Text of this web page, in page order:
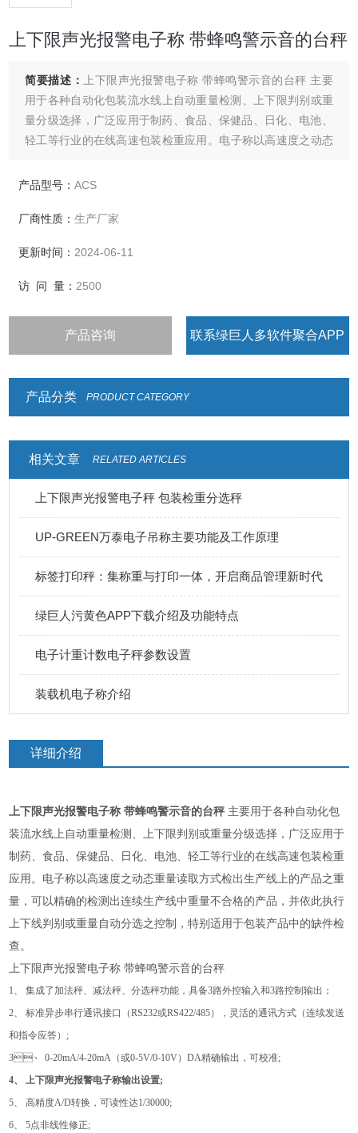
上下限声光报警电子称 带蜂鸣警示音的台秤
简要描述：
上下限声光报警电子称 带蜂鸣警示音的台秤 主要
用于各种自动化包装流水线上自动重量检测、上下限判别或重
量分级选择，广泛应用于制药、食品、保健品、日化、电池、
轻工等行业的在线高速包装检重应用。电子称以高速度之动态
产品型号：ACS
厂商性质：生产厂家
更新时间： 2024-06-11
访 问 量： 2500
产品咨询 联系绿巨人多软件聚合APP
产品分类 PRODUCT CATEGORY
相关文章 RELATED ARTICLES
上下限声光报警电子秤 包装检重分选秤
UP-GREEN万泰电子吊称主要功能及工作原理
标签打印秤：集称重与打印一体，开启商品管理新时代
绿巨人污黄色APP下载介绍及功能特点
电子计重计数电子秤参数设置
装载机电子称介绍
详细介绍
上下限声光报警电子称 带蜂鸣警示音的台秤 主要用于各种自动化包
装流水线上自动重量检测、上下限判别或重量分级选择，广泛应用于
制药、食品、保健品、日化、电池、轻工等行业的在线高速包装检重
应用。电子称以高速度之动态重量读取方式检出生产线上的产品之重
量，可以精确的检测出连续生产线中重量不合格的产品，并依此执行
上下线判别或重量自动分选之控制，特别适用于包装产品中的缺件检
查。
上下限声光报警电子称 带蜂鸣警示音的台秤
1、 集成了加法秤、减法秤、分选秤功能，具备3路外控输入和3路控制输出；
2、 标准异步串行通讯接口（RS232或RS422/485），灵活的通讯方式（连续发送
和指令应答）;
3、 0-20mA/4-20mA（或0-5V/0-10V）DA精确输出，可校准;
4、 上下限声光报警电子称输出设置;
5、 高精度A/D转换，可读性达1/30000;
6、 5点非线性修正;